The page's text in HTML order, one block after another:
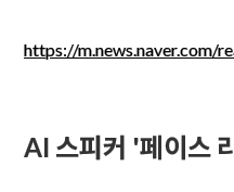
https://m.news.naver.com/
AI 스피커 '페이스